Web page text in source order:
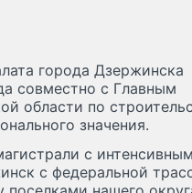
города Дзержинска
совместно с Главным
области по
значения.
с интенсивным
с федеральной